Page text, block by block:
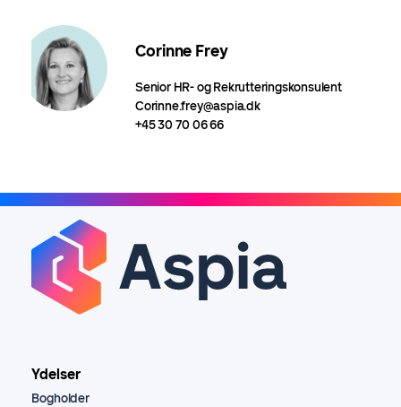
Corinne Frey
Senior HR- og Rekrutteringskonsulent
Corinne.frey@aspia.dk
+45 30 70 06 66
Ydelser
Bogholder